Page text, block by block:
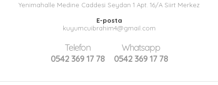
Yenimahalle Medine Caddesi Seydan 1 Apt. 16/A Siirt Merkez
E-posta
kuyumcuibrahim4@gmail.com
Telefon
0542 369 17 78
Whatsapp
0542 369 17 78